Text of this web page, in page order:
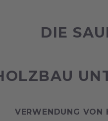
DIE
VERWENDUNG VON